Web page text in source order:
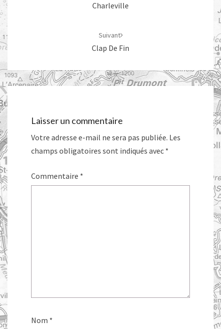
Charleville
Suivant
Clap De Fin
Laisser un commentaire
Votre adresse e-mail ne sera pas publiée. Les
champs obligatoires sont indiqués avec *
Commentaire *
Nom *